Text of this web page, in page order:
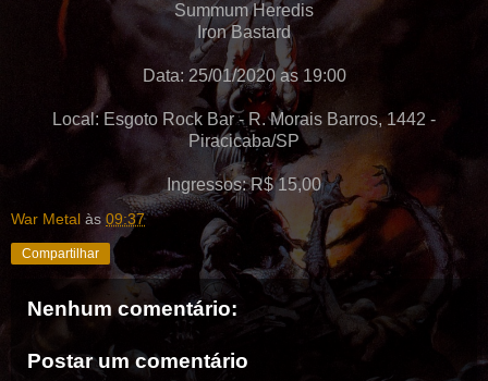
Summum Heredis
Iron Bastard
Data: 25/01/2020 as 19:00
Local: Esgoto Rock Bar - R. Morais Barros, 1442 -
Piracicaba/SP
Ingressos: R$ 15,00
War Metal às 09:37
Compartilhar
Nenhum comentário:
Postar um comentário